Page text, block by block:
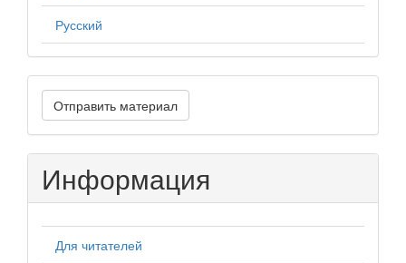
Русский
Отправить
материал
Отправить материал
Информация
Для читателей